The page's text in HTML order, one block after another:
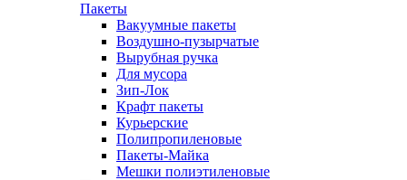
Пакеты
Вакуумные пакеты
Воздушно-пузырчатые
Вырубная ручка
Для мусора
Зип-Лок
Крафт пакеты
Курьерские
Полипропиленовые
Пакеты-Майка
Мешки полиэтиленовые